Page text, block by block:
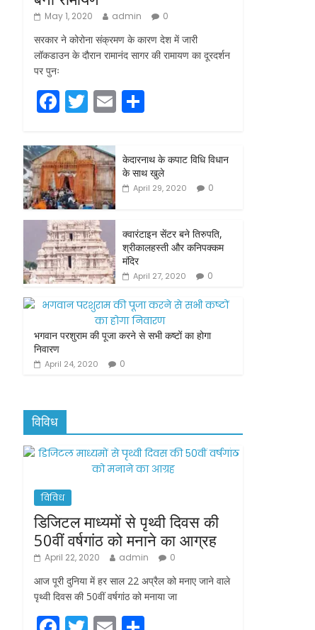
May 1, 2020 admin 0
सरकार ने कोरोना संक्रमण के कारण देश में जारी
लॉकडाउन के दौरान रामानंद सागर की रामायण का दूरदर्शन
पर पुनः
F
a
c
e
b
o
o
k
T
w
itt
er
E
m
ai ar
e
केदारनाथ के कपाट विधि विधान
के साथ खुले
April 29, 2020 0
क्वारंटाइन सेंटर बने तिरुपति,
श्रीकालहस्ती और कनिपक्कम
मंदिर
April 27, 2020 0
भगवान परशुराम की पूजा करने से सभी कष्टों का होगा
निवारण
April 24, 2020 0
विविध
विविध
डिजिटल माध्यमों से पृथ्वी दिवस की
50वीं वर्षगांठ को मनाने का आग्रह
April 22, 2020 admin 0
आज पूरी दुनिया में हर साल 22 अप्रैल को मनाए जाने वाले
पृथ्वी दिवस की 50वीं वर्षगांठ को मनाया जा